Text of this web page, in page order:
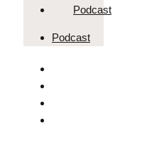
Podcast
Podcast